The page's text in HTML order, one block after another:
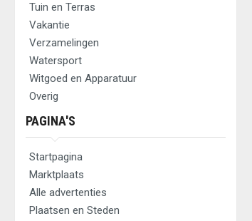
Tuin en Terras
Vakantie
Verzamelingen
Watersport
Witgoed en Apparatuur
Overig
PAGINA'S
Startpagina
Marktplaats
Alle advertenties
Plaatsen en Steden